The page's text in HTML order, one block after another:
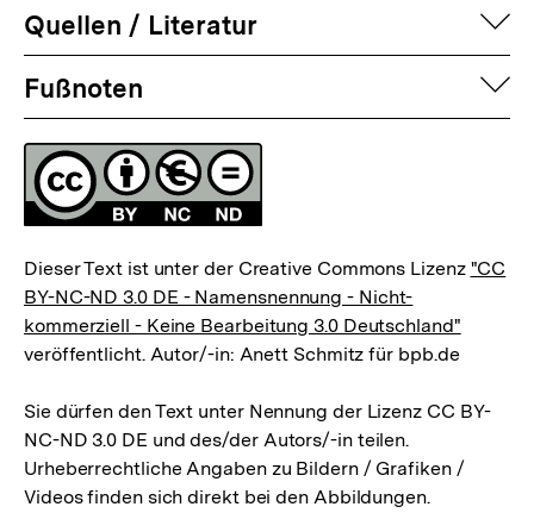
Quellen / Literatur
Fussnoten
Fußnoten
Lizenz
Dieser Text ist unter der Creative Commons Lizenz "CC
BY-NC-ND 3.0 DE - Namensnennung - Nicht-
kommerziell - Keine Bearbeitung 3.0 Deutschland"
veröffentlicht. Autor/-in: Anett Schmitz für bpb.de
Sie dürfen den Text unter Nennung der Lizenz CC BY-
NC-ND 3.0 DE und des/der Autors/-in teilen.
Urheberrechtliche Angaben zu Bildern / Grafiken /
Videos finden sich direkt bei den Abbildungen.